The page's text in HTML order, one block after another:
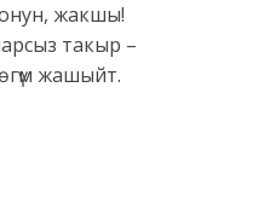
жакшы!
такыр –
жашыйт.